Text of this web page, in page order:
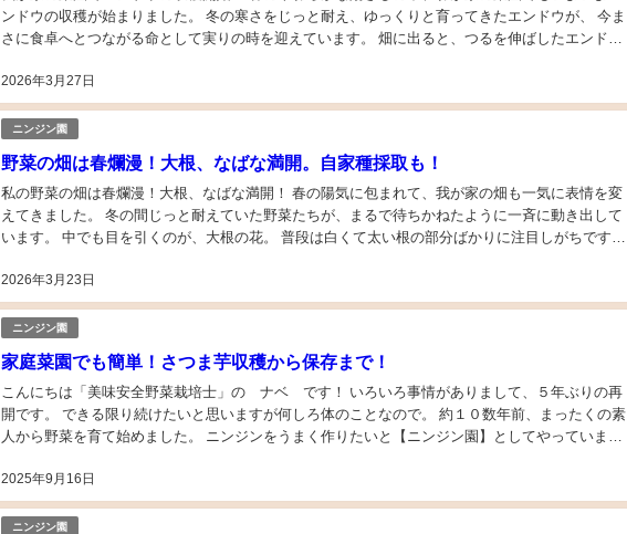
2026年3月27日
ンドウの収穫が始まりました。 冬の寒さをじっと耐え、ゆっくりと育ってきたエンドウが、 今ま
さに食卓へとつながる命として実りの時を迎えています。 畑に出ると、つるを伸ばしたエンドウ
ニンジン園
野菜の畑は春爛漫！大根、なばな満開。自家種採取も！
2026年3月23日
私の野菜の畑は春爛漫！大根、なばな満開！ 春の陽気に包まれて、我が家の畑も一気に表情を変
えてきました。 冬の間じっと耐えていた野菜たちが、まるで待ちかねたように一斉に動き出して
います。 中でも目を引くのが、大根の花。 普段は白くて太い根の部分ばかりに注目しがちです
ニンジン園
家庭菜園でも簡単！さつま芋収穫から保存まで！
2025年9月16日
こんにちは「美味安全野菜栽培士」の ナベ です！ いろいろ事情がありまして、５年ぶりの再
開です。 できる限り続けたいと思いますが何しろ体のことなので。 約１０数年前、まったくの素
人から野菜を育て始めました。 ニンジンをうまく作りたいと【ニンジン園】としてやっていま
ニンジン園